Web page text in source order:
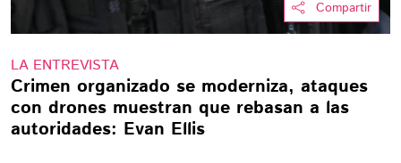
Compartir
LA ENTREVISTA
Crimen organizado se moderniza, ataques
con drones muestran que rebasan a las
autoridades: Evan Ellis